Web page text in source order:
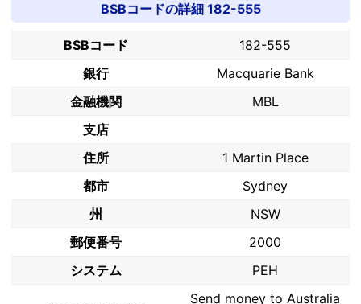
BSBコードの詳細 182-555
BSBコード
182-555
銀行
Macquarie Bank
金融機関
MBL
支店
住所
1 Martin Place
都市
Sydney
州
NSW
郵便番号
2000
システム
PEH
Send money to Australia